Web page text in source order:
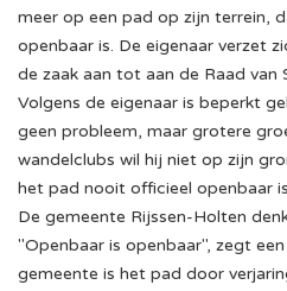
meer op een pad op zijn terrein,
openbaar is. De eigenaar verzet
de zaak aan tot aan de Raad van
Volgens de eigenaar is beperkt
geen probleem, maar grotere
wandelclubs wil hij niet op zijn
het pad nooit officieel openbaar
De gemeente Rijssen-Holten
"Openbaar is openbaar", zegt
gemeente is het pad door